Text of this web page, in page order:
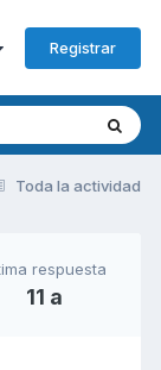
Registrar
Toda la actividad
respuesta
11 a